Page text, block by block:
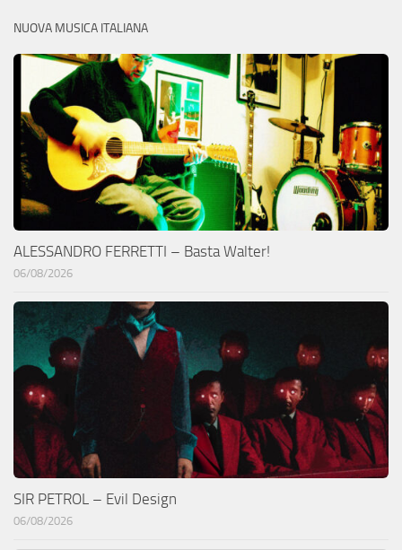
NUOVA MUSICA ITALIANA
ALESSANDRO FERRETTI – Basta Walter!
06/08/2026
SIR PETROL – Evil Design
06/08/2026